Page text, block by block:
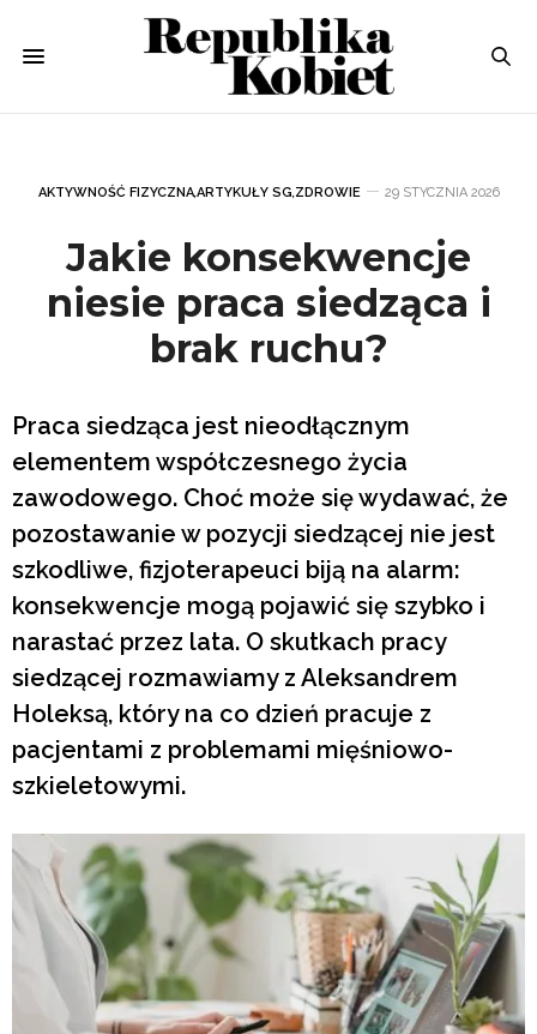
AKTYWNOŚĆ FIZYCZNA,ARTYKUŁY SG,ZDROWIE 29 STYCZNIA 2026
Jakie konsekwencje
niesie praca siedząca i
brak ruchu?
Praca siedząca jest nieodłącznym
elementem współczesnego życia
zawodowego. Choć może się wydawać, że
pozostawanie w pozycji siedzącej nie jest
szkodliwe, fizjoterapeuci biją na alarm:
konsekwencje mogą pojawić się szybko i
narastać przez lata. O skutkach pracy
siedzącej rozmawiamy z Aleksandrem
Holeksą, który na co dzień pracuje z
pacjentami z problemami mięśniowo-
szkieletowymi.